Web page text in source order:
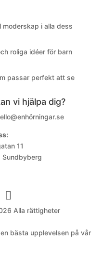
moderskap i alla dess
roliga idéer för barn
passar perfekt att se
vi hjälpa dig?
11
Sundbyberg
Alla rättigheter
bästa upplevelsen på vår